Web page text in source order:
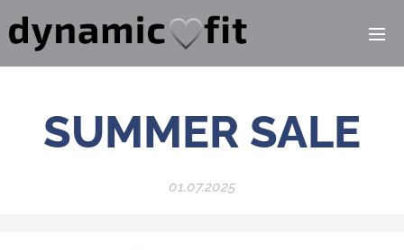
SUMMER SALE
01.07.2025